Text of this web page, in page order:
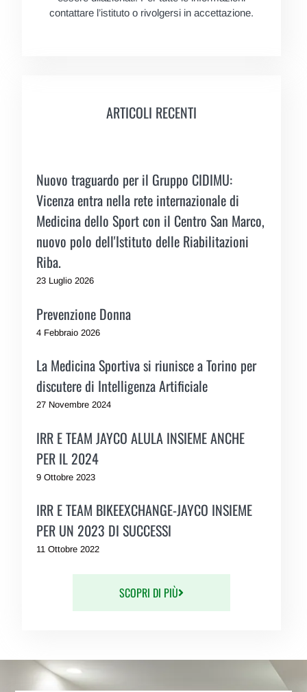
contattare l’istituto o rivolgersi in accettazione.
ARTICOLI RECENTI
Nuovo traguardo per il Gruppo CIDIMU:
Vicenza entra nella rete internazionale di
Medicina dello Sport con il Centro San Marco,
nuovo polo dell'Istituto delle Riabilitazioni
Riba.
23 Luglio 2026
Prevenzione Donna
4 Febbraio 2026
La Medicina Sportiva si riunisce a Torino per
discutere di Intelligenza Artificiale
27 Novembre 2024
IRR E TEAM JAYCO ALULA INSIEME ANCHE
PER IL 2024
9 Ottobre 2023
IRR E TEAM BIKEEXCHANGE-JAYCO INSIEME
PER UN 2023 DI SUCCESSI
11 Ottobre 2022
SCOPRI DI PIÙ